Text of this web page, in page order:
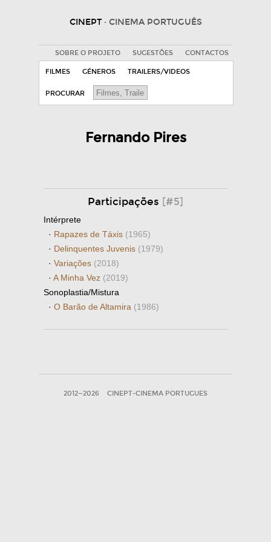
CINEPT · CINEMA PORTUGUÊS
SOBRE O PROJETO SUGESTÕES CONTACTOS
FILMES GÉNEROS TRAILERS/VIDEOS
PROCURAR
Fernando Pires
Participações [#5]
Intérprete
· Rapazes de Táxis (1965)
· Delinquentes Juvenis (1979)
· Variações (2018)
· A Minha Vez (2019)
Sonoplastia/Mistura
· O Barão de Altamira (1986)
2012—2026 CINEPT-CINEMA PORTUGUES